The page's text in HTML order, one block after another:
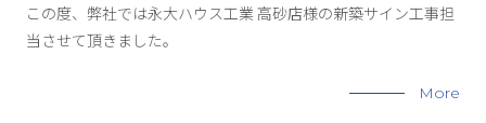
この度、弊社では永大ハウス工業 高砂店様の新築サイン工事担
当させて頂きました。
More